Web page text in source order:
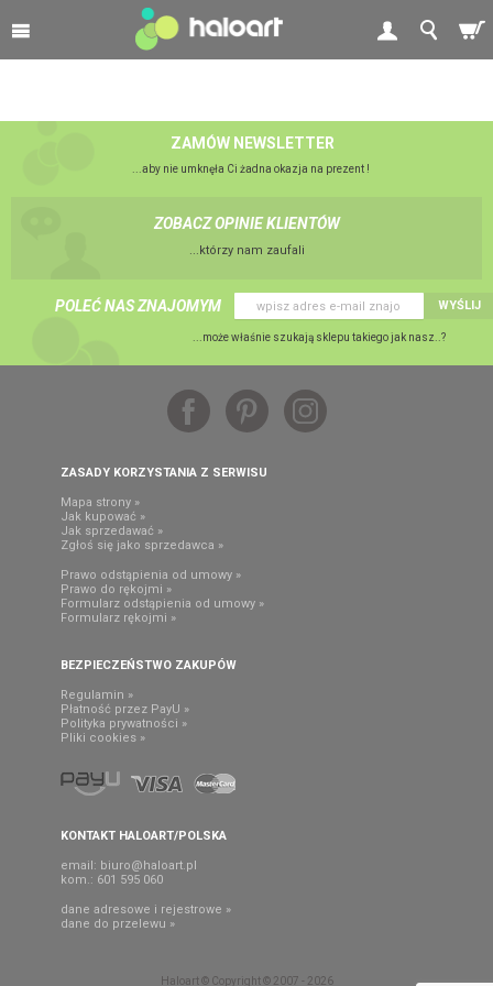
ZAMÓW NEWSLETTER
...aby nie umknęła Ci żadna okazja na prezent !
ZOBACZ OPINIE KLIENTÓW
...którzy nam zaufali
POLEĆ NAS ZNAJOMYM WYŚLIJ
...może właśnie szukają sklepu takiego jak nasz..?
ZASADY KORZYSTANIA Z SERWISU
Mapa strony »
Jak kupować »
Jak sprzedawać »
Zgłoś się jako sprzedawca »
Prawo odstąpienia od umowy »
Prawo do rękojmi »
Formularz odstąpienia od umowy »
Formularz rękojmi »
BEZPIECZEŃSTWO ZAKUPÓW
Regulamin »
Płatność przez PayU »
Polityka prywatności »
Pliki cookies »
KONTAKT HALOART/POLSKA
email: biuro@haloart.pl
kom.: 601 595 060
dane adresowe i rejestrowe »
dane do przelewu »
Haloart © Copyright © 2007 - 2026